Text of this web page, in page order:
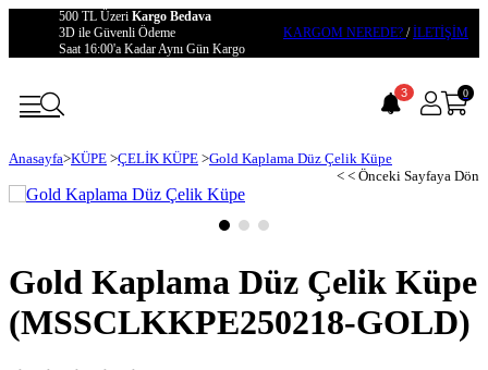
500 TL Üzeri Kargo Bedava
3D ile Güvenli Ödeme
Saat 16:00'a Kadar Aynı Gün Kargo
KARGOM NEREDE? /İLETİŞİM
3 0
Anasayfa>KÜPE >ÇELİK KÜPE >Gold Kaplama Düz Çelik Küpe
< < Önceki Sayfaya Dön
Gold Kaplama Düz Çelik Küpe
(MSSCLKKPE250218-GOLD)